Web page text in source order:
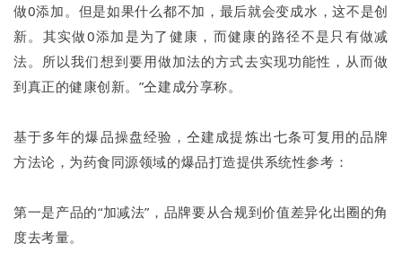
做0添加。但是如果什么都不加，最后就会变成水，这不是创
新。其实做0添加是为了健康，而健康的路径不是只有做减
法。所以我们想到要用做加法的方式去实现功能性，从而做
到真正的健康创新。”仝建成分享称。
基于多年的爆品操盘经验，仝建成提炼出七条可复用的品牌
方法论，为药食同源领域的爆品打造提供系统性参考：
第一是产品的“加减法”，品牌要从合规到价值差异化出圈的角
度去考量。